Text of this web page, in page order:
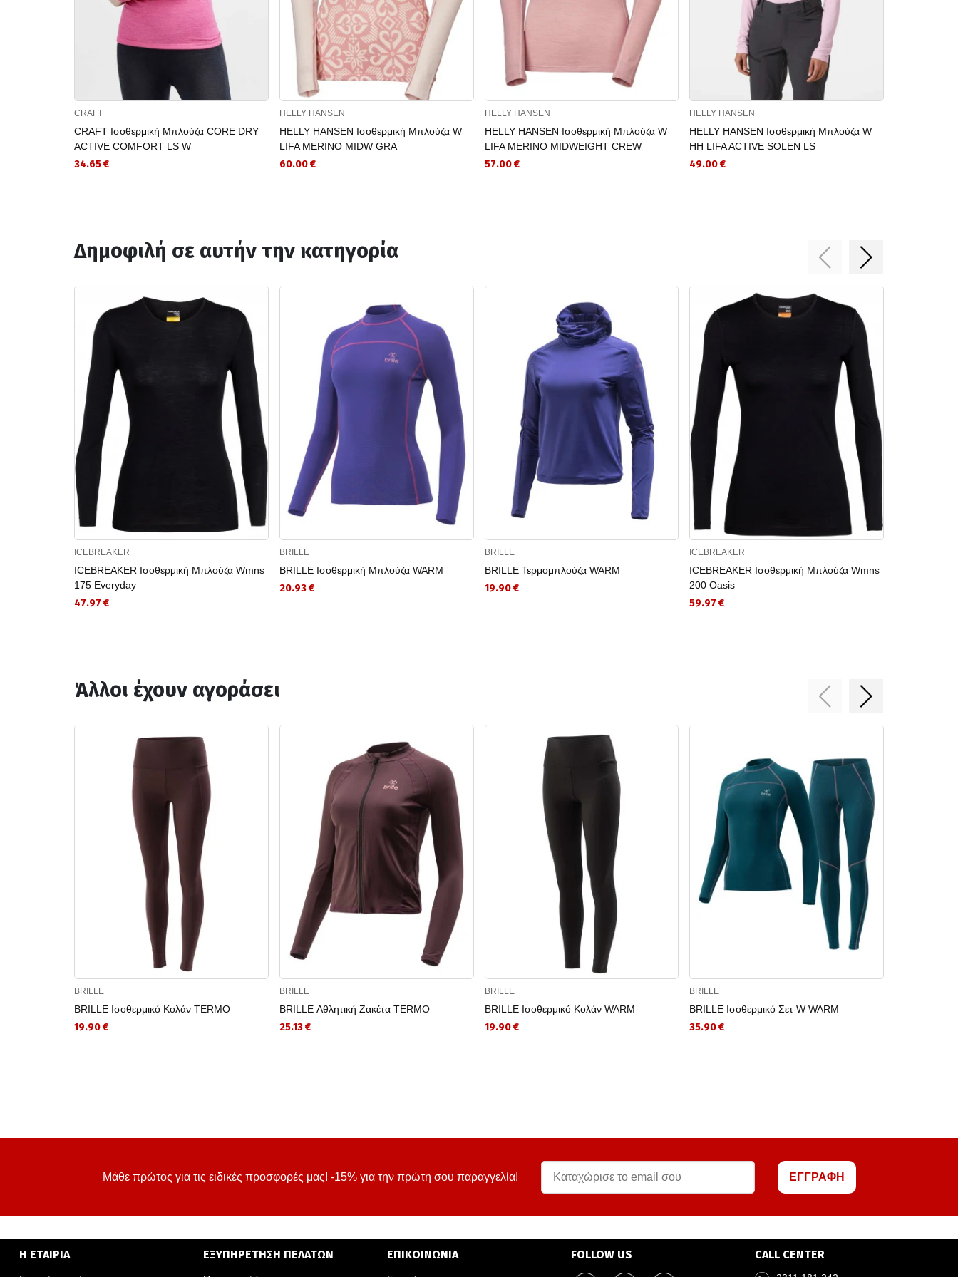
CRAFT
CRAFT Ισοθερμική Μπλούζα CORE DRY
ACTIVE COMFORT LS W
34.65 €
HELLY HANSEN
HELLY HANSEN Ισοθερμική Μπλούζα W
LIFA MERINO MIDW GRA
60.00 €
HELLY HANSEN
HELLY HANSEN Ισοθερμική Μπλούζα W
LIFA MERINO MIDWEIGHT CREW
57.00 €
HELLY HANSEN
HELLY HANSEN Ισοθερμική Μπλούζα W
HH LIFA ACTIVE SOLEN LS
49.00 €
Δημοφιλή σε αυτήν την κατηγορία
ICEBREAKER
ICEBREAKER Ισοθερμική Μπλούζα Wmns
175 Everyday
47.97 €
BRILLE
BRILLE Ισοθερμική Μπλούζα WARM
20.93 €
BRILLE
BRILLE Τερμομπλούζα WARM
19.90 €
ICEBREAKER
ICEBREAKER Ισοθερμική Μπλούζα Wmns
200 Oasis
59.97 €
Άλλοι έχουν αγοράσει
BRILLE
BRILLE Ισοθερμικό Κολάν TERMO
19.90 €
BRILLE
BRILLE Αθλητική Ζακέτα TERMO
25.13 €
BRILLE
BRILLE Ισοθερμικό Κολάν WARM
19.90 €
BRILLE
BRILLE Ισοθερμικό Σετ W WARM
35.90 €
Μάθε πρώτος για τις ειδικές προσφορές μας! -15% για την πρώτη σου παραγγελία! ΕΓΓΡΑΦΗ
Η ΕΤΑΙΡΙΑ ΕΞΥΠΗΡΕΤΗΣΗ ΠΕΛΑΤΩΝ ΕΠΙΚΟΙΝΩΝΙΑ FOLLOW US CALL CENTER